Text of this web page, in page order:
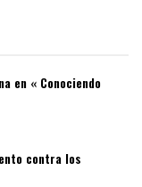
en « Conociendo
contra los